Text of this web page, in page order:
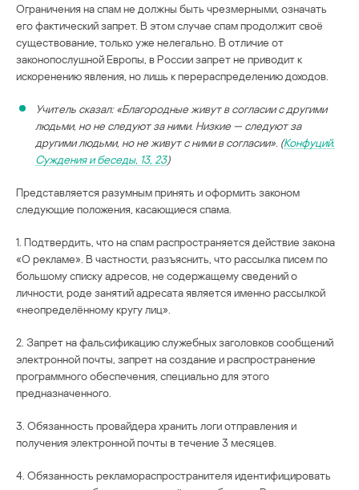
Ограничения на спам не должны быть чрезмерными, означать
его фактический запрет. В этом случае спам продолжит своё
существование, только уже нелегально. В отличие от
законопослушной Европы, в России запрет не приводит к
искоренению явления, но лишь к перераспределению доходов.
Учитель сказал: «Благородные живут в согласии с другими
людьми, но не следуют за ними. Низкие — следуют за
другими людьми, но не живут с ними в согласии». (Конфуций.
Суждения и беседы, 13, 23)
Представляется разумным принять и оформить законом
следующие положения, касающиеся спама.
1. Подтвердить, что на спам распространяется действие закона
«О рекламе». В частности, разъяснить, что рассылка писем по
большому списку адресов, не содержащему сведений о
личности, роде занятий адресата является именно рассылкой
«неопределённому кругу лиц».
2. Запрет на фальсификацию служебных заголовков сообщений
электронной почты, запрет на создание и распространение
программного обеспечения, специально для этого
предназначенного.
3. Обязанность провайдера хранить логи отправления и
получения электронной почты в течение 3 месяцев.
4. Обязанность рекламораспространителя идентифицировать